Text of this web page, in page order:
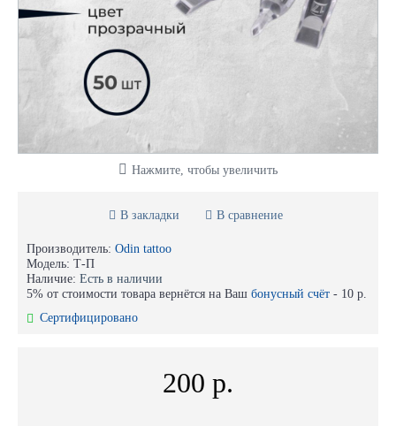
Нажмите, чтобы увеличить
В закладки В сравнение
Производитель: Odin tattoo
Модель: Т-П
Наличие: Есть в наличии
5% от стоимости товара вернётся на Ваш бонусный счёт - 10 р.
Сертифицировано
200 р.